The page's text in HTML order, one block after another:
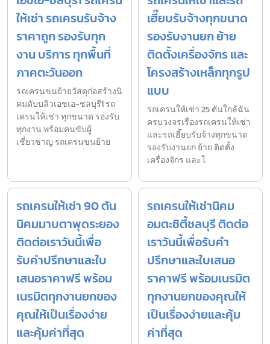
ให้เช่า รถเครนรับจ้าง
ราคาถูก รองรับทุก
งาน บริการ ทุกพื้นที่
ภาคตะวันออก
รถเครนขนย้ายวัสดุก่อสร้างนิ
คมดับบลิวเอชเอ-ชลบุรี1 รถ
เครนให้เช่า ทุกขนาด รองรับ
ทุกงาน พร้อมคนขับผู้
เชี่ยวชาญ รถเครนขนย้าย
เฮี๊ยบรับจ้างทุกขนาด
รองรับงานยก ย้าย
ติดตั้งเครื่องจักร และ
โครงสร้างเหล็กทุกรูป
แบบ
รถเครนให้เช่า 25 ตันใกล้ฉัน
ครบวงจรเรื่องรถเครนให้เช่า
และรถเฮี๊ยบรับจ้างทุกขนาด
รองรับงานยก ย้าย ติดตั้ง
เครื่องจักร และโ
รถเครนให้เช่า 90 ตัน
นิคมมาบตาพุดระยอง
ติดต่อเราวันนี้เพื่อ
รับคำปรึกษาและใบ
เสนอราคาฟรี พร้อม
เนรมิตทุกงานยกของ
คุณให้เป็นเรื่องง่าย
และคุ้มค่าที่สุด
รถเครนให้เช่านิคม
อมตะซิตี้ชลบุรี ติดต่อ
เราวันนี้เพื่อรับคำ
ปรึกษาและใบเสนอ
ราคาฟรี พร้อมเนรมิต
ทุกงานยกของคุณให้
เป็นเรื่องง่ายและคุ้ม
ค่าที่สุด